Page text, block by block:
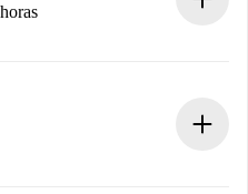
ningún cargo y te